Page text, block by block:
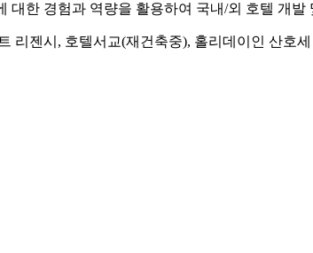
대한 경험과 역량을 활용하여 국내/외 호텔 개발
리젠시, 호텔서교(재건축중), 홀리데이인 산호